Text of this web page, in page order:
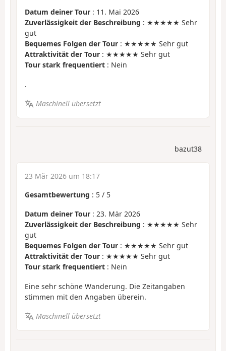
Datum deiner Tour : 11. Mai 2026
Zuverlässigkeit der Beschreibung : ★★★★★ Sehr
gut
Bequemes Folgen der Tour : ★★★★★ Sehr gut
Attraktivität der Tour : ★★★★★ Sehr gut
Tour stark frequentiert : Nein
.
Maschinell übersetzt
bazut38
23 Mär 2026 um 18:17
Gesamtbewertung : 5 / 5
Datum deiner Tour : 23. Mär 2026
Zuverlässigkeit der Beschreibung : ★★★★★ Sehr
gut
Bequemes Folgen der Tour : ★★★★★ Sehr gut
Attraktivität der Tour : ★★★★★ Sehr gut
Tour stark frequentiert : Nein
Eine sehr schöne Wanderung. Die Zeitangaben
stimmen mit den Angaben überein.
Maschinell übersetzt